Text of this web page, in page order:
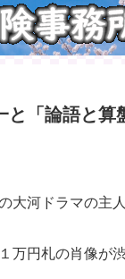
「論語と算
大河ドラマの主人
万円札の肖像が